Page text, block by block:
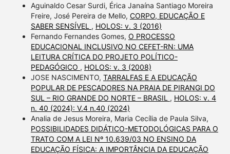
Aguinaldo Cesar Surdi, Érica Janaína Santiago Moreira
Freire, José Pereira de Mello, CORPO, EDUCAÇÃO E
SABER SENSÍVEL , HOLOS: v. 3 (2016)
Fernando Fernandes Gomes, O PROCESSO
EDUCACIONAL INCLUSIVO NO CEFET-RN: UMA
LEITURA CRÍTICA DO PROJETO POLÍTICO-
PEDAGÓGICO , HOLOS: v. 3 (2008)
JOSE NASCIMENTO, TARRALFAS E A EDUCAÇÃO
POPULAR DE PESCADORES NA PRAIA DE PIRANGI DO
SUL – RIO GRANDE DO NORTE – BRASIL , HOLOS: v. 4
n. 40 (2024): V.4 n.40 (2024)
Analia de Jesus Moreira, Maria Cecília de Paula Silva,
POSSIBILIDADES DIDÁTICO-METODOLÓGICAS PARA O
TRATO COM A LEI Nº 10.639/03 NO ENSINO DA
EDUCAÇÃO FÍSICA: A IMPORTÂNCIA DA EDUCAÇÃO